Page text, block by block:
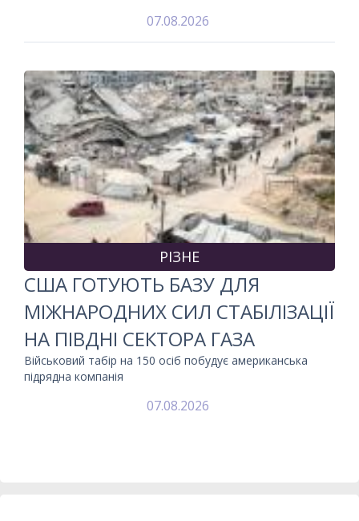
07.08.2026
РІЗНЕ
США ГОТУЮТЬ БАЗУ ДЛЯ
МІЖНАРОДНИХ СИЛ СТАБІЛІЗАЦІЇ
НА ПІВДНІ СЕКТОРА ГАЗА
Військовий табір на 150 осіб побудує американська
підрядна компанія
07.08.2026